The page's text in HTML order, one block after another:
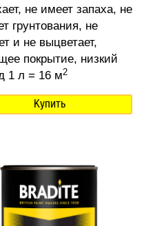
не имеет запаха, не
грунтования, не
и не выцветает,
покрытие, низкий
1 л = 16 м2
Купить